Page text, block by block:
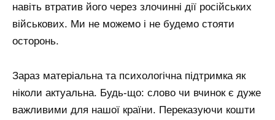
навіть втратив його через злочинні дії російських
військових. Ми не можемо і не будемо стояти
осторонь.
Зараз матеріальна та психологічна підтримка як
ніколи актуальна. Будь-що: слово чи вчинок є дуже
важливими для нашої країни. Переказуючи кошти